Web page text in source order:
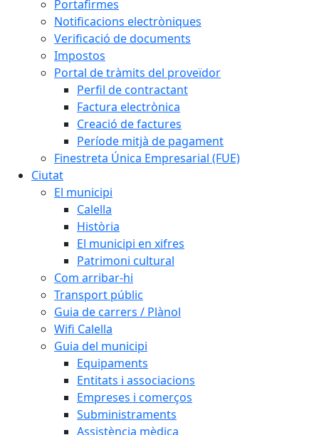
Portafirmes
Notificacions electròniques
Verificació de documents
Impostos
Portal de tràmits del proveïdor
Perfil de contractant
Factura electrònica
Creació de factures
Període mitjà de pagament
Finestreta Única Empresarial (FUE)
Ciutat
El municipi
Calella
Història
El municipi en xifres
Patrimoni cultural
Com arribar-hi
Transport públic
Guia de carrers / Plànol
Wifi Calella
Guia del municipi
Equipaments
Entitats i associacions
Empreses i comerços
Subministraments
Assistència mèdica